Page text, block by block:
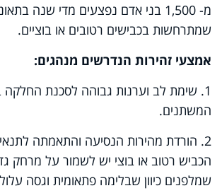
מ- 1,500 בני אדם נפצעים מדי שנה
שמתרחשות בכבישים רטובים או בוציים.
אמצעי זהירות הנדרשים מנהגים:
1. שימת לב וערנות גבוהה לסכנת
המשתנים.
2. הורדת מהירות הנסיעה והתאמתה
הכביש רטוב או בוצי יש לשמור על מרחק
שמלפנים כיוון שבלימה פתאומית וגסה